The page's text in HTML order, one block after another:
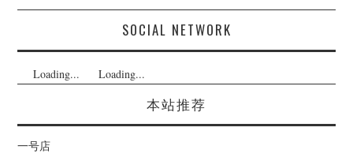
SOCIAL NETWORK
Loading... Loading...
本站推荐
一号店